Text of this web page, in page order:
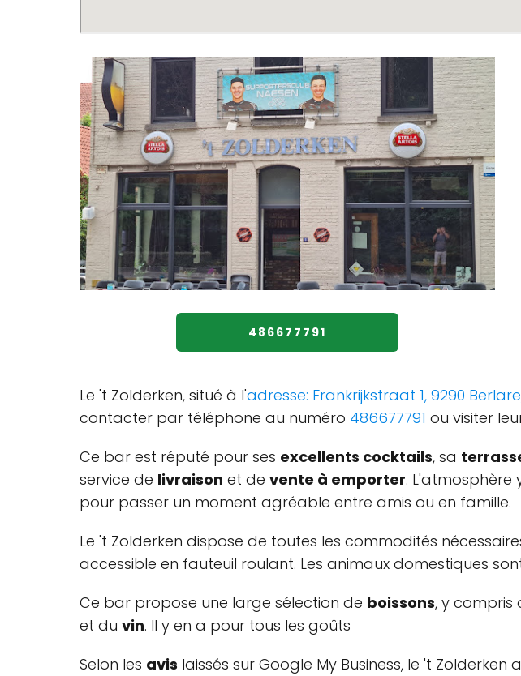
486677791
Le 't Zolderken, situé à l'adresse: Frankrijkstraat 1, 9290
contacter par téléphone au numéro 486677791 ou visiter
Ce bar est réputé pour ses excellents cocktails, sa
service de livraison et de vente à emporter. L'atmosphère
pour passer un moment agréable entre amis ou en famille.
Le 't Zolderken dispose de toutes les commodités
accessible en fauteuil roulant. Les animaux domestiques
Ce bar propose une large sélection de boissons, y compris
et du vin. Il y en a pour tous les goûts
Selon les avis laissés sur Google My Business, le 't